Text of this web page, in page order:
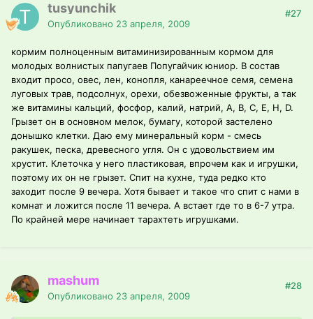
tusyunchik
Опубликовано 23 апреля, 2009
#27
кормим полноценным витаминизированным кормом для
молодых волнистых папугаев Попугайчик юниор. В состав
входит просо, овес, лен, конопля, канареечное семя, семена
луговых трав, подсолнух, орехи, обезвоженные фрукты, а так
же витамины кальций, фосфор, калий, натрий, A, B, C, E, H, D.
Грызет он в основном мелок, бумагу, которой застелено
донышко клетки. Даю ему минеральный корм - смесь
ракушек, песка, древесного угля. Он с удовольствием им
хрустит. Клеточка у него пластиковая, впрочем как и игрушки,
поэтому их он не грызет. Спит на кухне, туда редко кто
заходит после 9 вечера. Хотя бывает и такое что спит с нами в
комнат и ложится после 11 вечера. А встает где то в 6-7 утра.
По крайней мере начинает тарахтеть игрушками.
mashum
Опубликовано 23 апреля, 2009
#28